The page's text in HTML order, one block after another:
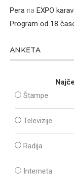
Pera na EXPO
Program od 18
ANKETA
Štampe
Televizije
Radija
Interneta